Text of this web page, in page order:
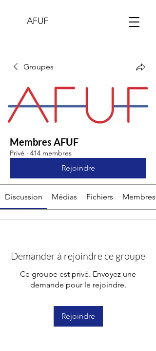
AFUF
Groupes
Membres AFUF
Privé · 414 membres
Rejoindre
Discussion Médias Fichiers Membres
Demander à rejoindre ce groupe
Ce groupe est privé. Envoyez une
demande pour le rejoindre.
Rejoindre